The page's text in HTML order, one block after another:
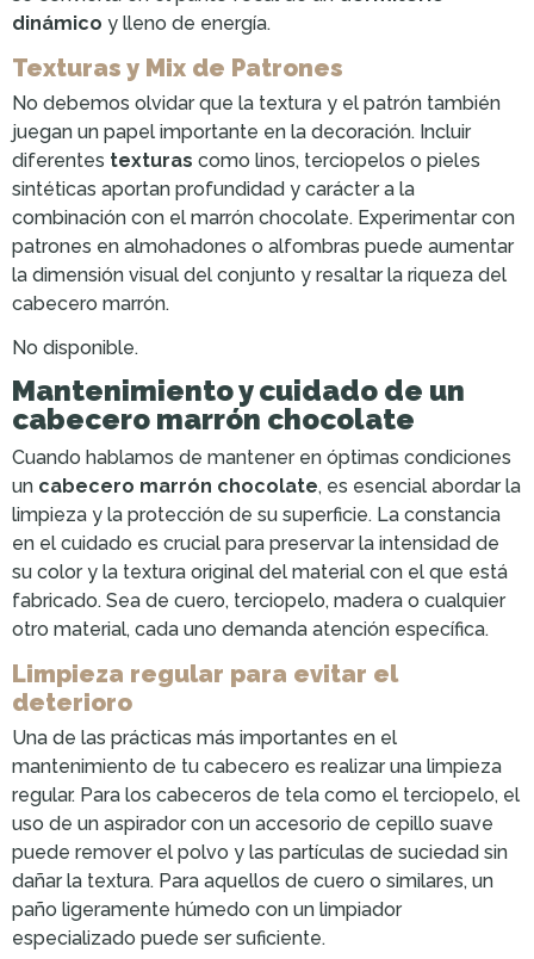
dinámico y lleno de energía.
Texturas y Mix de Patrones
No debemos olvidar que la textura y el patrón también
juegan un papel importante en la decoración. Incluir
diferentes texturas como linos, terciopelos o pieles
sintéticas aportan profundidad y carácter a la
combinación con el marrón chocolate. Experimentar con
patrones en almohadones o alfombras puede aumentar
la dimensión visual del conjunto y resaltar la riqueza del
cabecero marrón.
No disponible.
Mantenimiento y cuidado de un
cabecero marrón chocolate
Cuando hablamos de mantener en óptimas condiciones
un cabecero marrón chocolate, es esencial abordar la
limpieza y la protección de su superficie. La constancia
en el cuidado es crucial para preservar la intensidad de
su color y la textura original del material con el que está
fabricado. Sea de cuero, terciopelo, madera o cualquier
otro material, cada uno demanda atención específica.
Limpieza regular para evitar el
deterioro
Una de las prácticas más importantes en el
mantenimiento de tu cabecero es realizar una limpieza
regular. Para los cabeceros de tela como el terciopelo, el
uso de un aspirador con un accesorio de cepillo suave
puede remover el polvo y las partículas de suciedad sin
dañar la textura. Para aquellos de cuero o similares, un
paño ligeramente húmedo con un limpiador
especializado puede ser suficiente.